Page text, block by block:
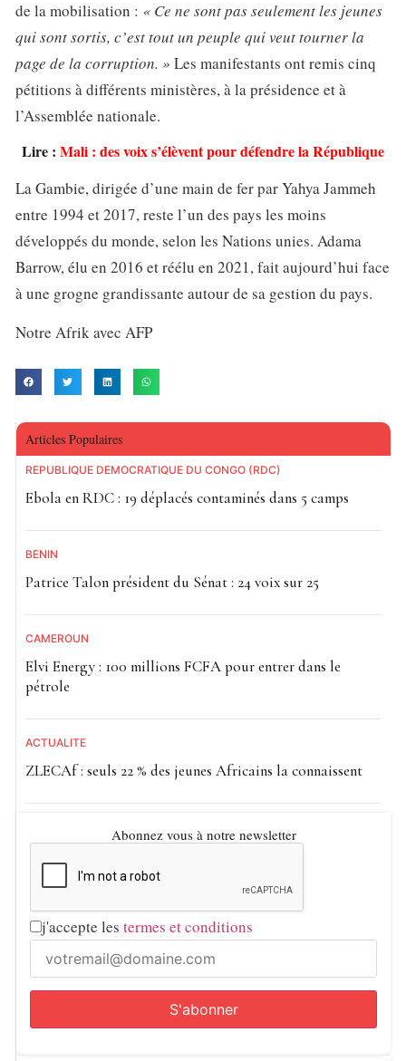
de la mobilisation : « Ce ne sont pas seulement les jeunes
qui sont sortis, c’est tout un peuple qui veut tourner la
page de la corruption. » Les manifestants ont remis cinq
pétitions à différents ministères, à la présidence et à
l’Assemblée nationale.
Lire : Mali : des voix s’élèvent pour défendre la République
La Gambie, dirigée d’une main de fer par Yahya Jammeh
entre 1994 et 2017, reste l’un des pays les moins
développés du monde, selon les Nations unies. Adama
Barrow, élu en 2016 et réélu en 2021, fait aujourd’hui face
à une grogne grandissante autour de sa gestion du pays.
Notre Afrik avec AFP
Articles Populaires
RÉPUBLIQUE DÉMOCRATIQUE DU CONGO (RDC)
Ebola en RDC : 19 déplacés contaminés dans 5 camps
BÉNIN
Patrice Talon président du Sénat : 24 voix sur 25
CAMEROUN
Elvi Energy : 100 millions FCFA pour entrer dans le
pétrole
ACTUALITE
ZLECAf : seuls 22 % des jeunes Africains la connaissent
Abonnez vous à notre newsletter
j'accepte les termes et conditions